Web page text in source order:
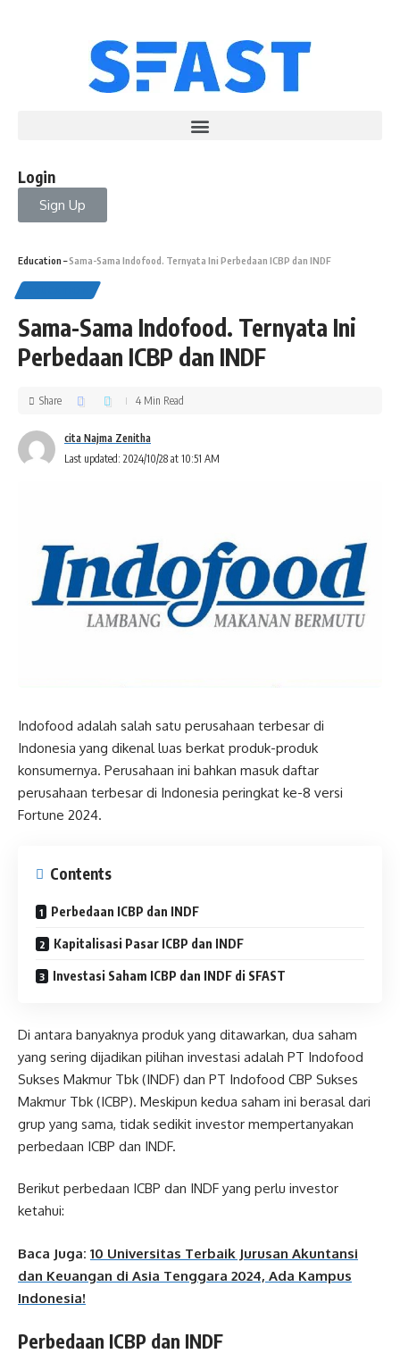
Login
Sign Up
Education –Sama-Sama Indofood. Ternyata Ini Perbedaan ICBP dan INDF
Sama-Sama Indofood. Ternyata Ini
Perbedaan ICBP dan INDF
Last updated: 2024/10/28 at 10:51 AM
cita Najma Zenitha
Share 4 Min Read
Indofood adalah salah satu perusahaan terbesar di
Indonesia yang dikenal luas berkat produk-produk
konsumernya. Perusahaan ini bahkan masuk daftar
perusahaan terbesar di Indonesia peringkat ke-8 versi
Fortune 2024.
Contents
Perbedaan ICBP dan INDF
Kapitalisasi Pasar ICBP dan INDF
Investasi Saham ICBP dan INDF di SFAST
Di antara banyaknya produk yang ditawarkan, dua saham
yang sering dijadikan pilihan investasi adalah PT Indofood
Sukses Makmur Tbk (INDF) dan PT Indofood CBP Sukses
Makmur Tbk (ICBP). Meskipun kedua saham ini berasal dari
grup yang sama, tidak sedikit investor mempertanyakan
perbedaan ICBP dan INDF.
Berikut perbedaan ICBP dan INDF yang perlu investor
ketahui:
Baca Juga: 10 Universitas Terbaik Jurusan Akuntansi
dan Keuangan di Asia Tenggara 2024, Ada Kampus
Indonesia!
Perbedaan ICBP dan INDF